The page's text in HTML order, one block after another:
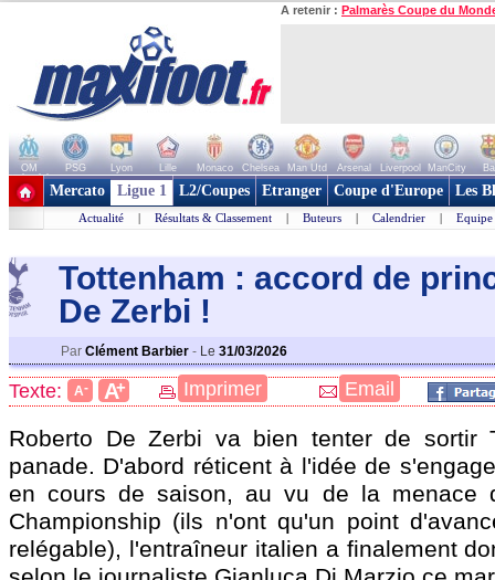
A retenir : Palmarès Coupe du
OM PSG Lyon Lille Monaco Chelsea Man Utd Arsenal Liverpool ManCity
+ de clubs
Mercato Ligue 1 L2/Coupes Etranger Coupe d'Europe Les
Actualité | Résultats & Classement | Buteurs | Calendrier | Equipe
Tottenham : accord de
De Zerbi !
Par Clément Barbier - Le 31/03/2026
Texte: A- A+ Imprimer Email
Roberto De Zerbi va bien tenter de sortir
panade. D'abord réticent à l'idée de
en cours de saison, au vu de la menace
Championship (ils n'ont qu'un point
relégable), l'entraîneur italien a finalement